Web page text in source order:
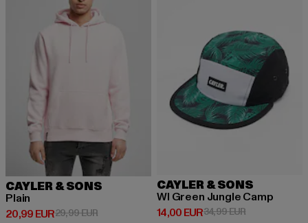
CAYLER & SONS
Plain
20,99 EUR
Derzeitiger Preis: 20,99 EUR
29,99 EURAktionspreis: 29,99 EUR
CAYLER & SONS
Wl Green Jungle Camp
14,00 EUR
Derzeitiger Preis: 14,00 EUR
34,99 EURAktionspreis: